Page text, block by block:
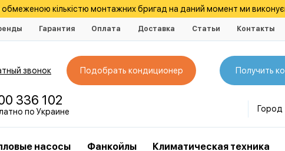
обмеженою кількістю монтажних бригад на даний момент ми
Гарантия Оплата Доставка Статьи Контакты
звонок Подобрать кондиционер Получить
336 102
по Украине Город
насосы Фанкойлы Климатическая техника